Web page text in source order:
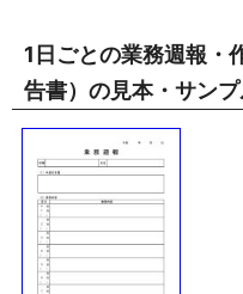
1日ごとの業務週報・
告書）の見本・サン